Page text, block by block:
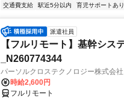
交通費支給
駅近5分以内 育児サポートあり
派遣社員
【フルリモート】基幹シス
_N260774344
パーソルクロステクノロジー株式会社
時給2,600円
フルリモート